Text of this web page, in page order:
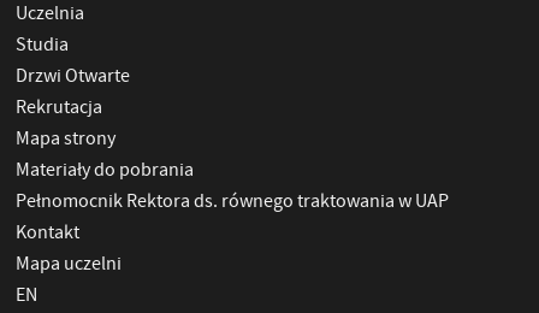
Uczelnia
Studia
Drzwi Otwarte
Rekrutacja
Mapa strony
Materiały do pobrania
Pełnomocnik Rektora ds. równego traktowania w UAP
Kontakt
Mapa uczelni
EN